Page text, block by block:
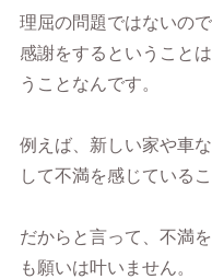
理屈の問題ではないので
感謝をするということ
うことなんです。
例えば、新しい家や車
して不満を感じている
だからと言って、不満
も願いは叶いません。